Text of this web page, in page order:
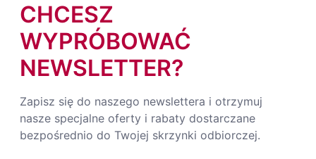
CHCESZ
WYPRÓBOWAĆ
NEWSLETTER?
Zapisz się do naszego newslettera i otrzymuj
nasze specjalne oferty i rabaty dostarczane
bezpośrednio do Twojej skrzynki odbiorczej.